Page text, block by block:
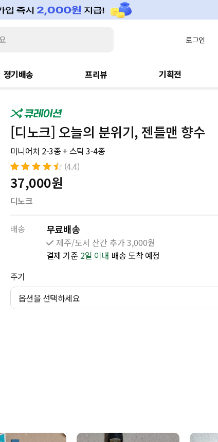
로그인
정기배송 프리뷰 기획전
[디노크] 오늘의 분위기, 젠틀맨 향수
미니어처 2-3종 + 스틱 3-4종
4.4개의 고객
평가를 기준
에
13
점으로 평
(4.4)
37,000원
디노크
배송 무료배송
제주/도서 산간 추가 3,000원
결제 기준 2일 이내 배송 도착 예정
주기
옵션을 선택하세요